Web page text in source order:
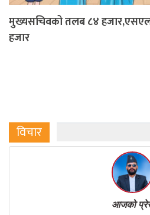
मुख्यसचिवको तलब ८४
हजार
विचार
आजको